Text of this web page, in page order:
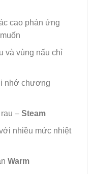
cao phản ứng
và vùng nấu chỉ
nhớ chương
– Steam
nhiều mức nhiệt
Warm